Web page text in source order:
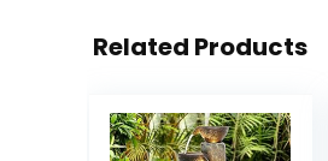
Related Products